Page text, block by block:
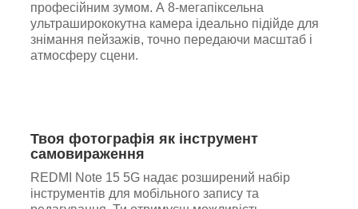
професійним зумом. А 8-мегапіксельна
ультраширококутна камера ідеально підійде для
знімання пейзажів, точно передаючи масштаб і
атмосферу сцени.
Твоя фотографія як інструмент
самовираження
REDMI Note 15 5G надає розширений набір
інструментів для мобільного запису та